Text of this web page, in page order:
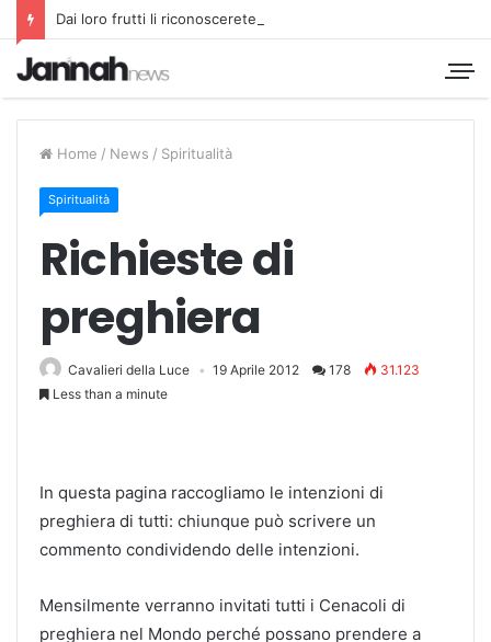
Dai loro frutti li riconoscerete
Home / News / Spiritualità
Spiritualità
Richieste di
preghiera
Cavalieri della Luce 19 Aprile 2012 178
31.123
Less than a minute
In questa pagina raccogliamo le intenzioni di
preghiera di tutti: chiunque può scrivere un
commento condividendo delle intenzioni.
Mensilmente verranno invitati tutti i Cenacoli di
preghiera nel Mondo perché possano prendere a